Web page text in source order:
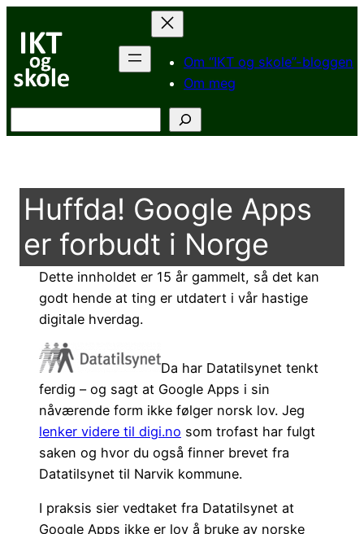
innhold
Om “IKT og skole”-bloggen
Om meg
Huffda! Google Apps
er forbudt i Norge
Dette innholdet er 15 år gammelt, så det kan
godt hende at ting er utdatert i vår hastige
digitale hverdag.
Da har Datatilsynet tenkt
ferdig – og sagt at Google Apps i sin
nåværende form ikke følger norsk lov. Jeg
lenker videre til digi.no som trofast har fulgt
saken og hvor du også finner brevet fra
Datatilsynet til Narvik kommune.
I praksis sier vedtaket fra Datatilsynet at
Google Apps ikke er lov å bruke av norske